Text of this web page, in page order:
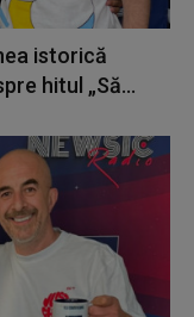
istorică
hitul „Să...